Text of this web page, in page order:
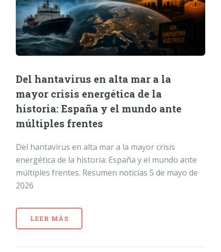
Del hantavirus en alta mar a la
mayor crisis energética de la
historia: España y el mundo ante
múltiples frentes
Del hantavirus en alta mar a la mayor crisis
energética de la historia: España y el mundo ante
múltiples frentes. Resumen noticias 5 de mayo de
2026
LEER MÁS